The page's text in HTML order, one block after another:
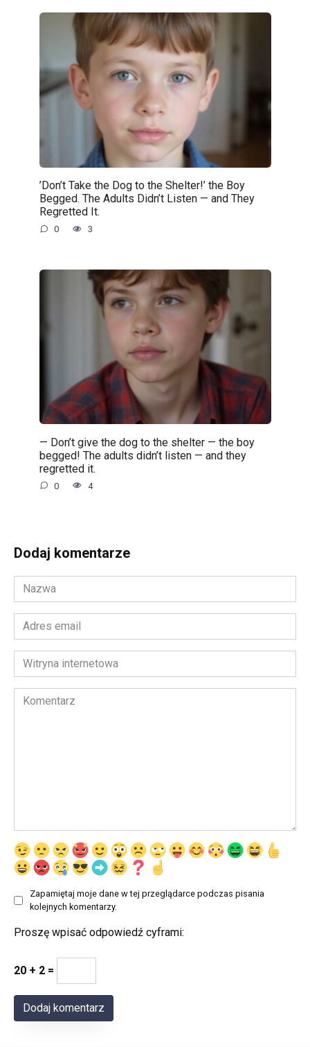
’Don’t Take the Dog to the Shelter!’ the Boy
Begged. The Adults Didn’t Listen — and They
Regretted It.
0 3
— Don’t give the dog to the shelter — the boy
begged! The adults didn’t listen — and they
regretted it.
0 4
Dodaj komentarze
Nazwa
*
Adres
email
*Witryna
internetowa
Komentarz
Zapamiętaj moje dane w tej przeglądarce podczas pisania
kolejnych komentarzy.
Proszę wpisać odpowiedź cyframi:
20 + 2 =